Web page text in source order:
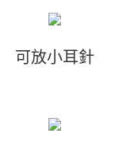
可放小耳針